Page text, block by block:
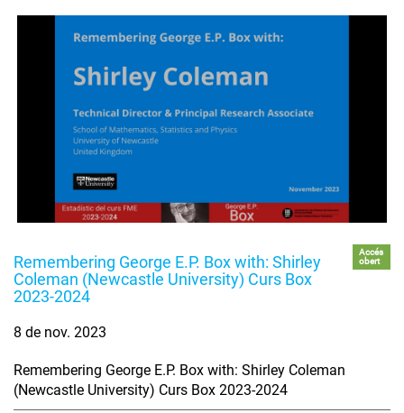
Remembering George E.P. Box with: Shirley
Coleman (Newcastle University) Curs Box
2023-2024
Accés
obert
8 de nov. 2023
Remembering George E.P. Box with: Shirley Coleman
(Newcastle University) Curs Box 2023-2024